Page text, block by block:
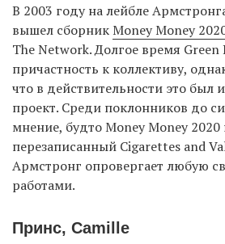
В 2003 году на лейбле
вышел сборникMoney Money
The Network. Долгое время Green
причастность к коллективу,
что в действительности это был
проект. Среди поклонников до
мнение, будто Money Money 2020
перезаписанный Cigarettes and
Армстронг опровергает любую
работами.
Принс, Camille